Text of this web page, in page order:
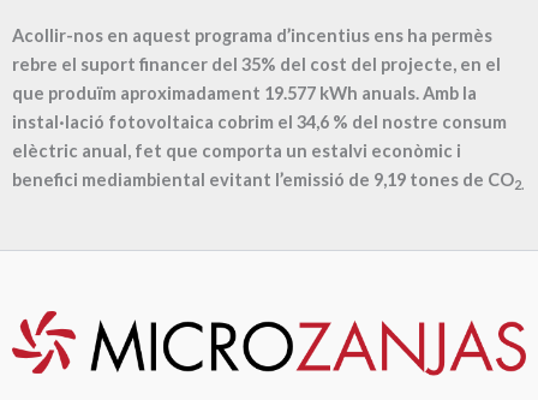
Acollir-nos en aquest programa d’incentius ens ha permès
rebre el suport financer del 35% del cost del projecte, en el
que produïm aproximadament 19.577 kWh anuals. Amb la
instal·lació fotovoltaica cobrim el 34,6 % del nostre consum
elèctric anual, fet que comporta un estalvi econòmic i
benefici mediambiental evitant l’emissió de 9,19 tones de CO2.